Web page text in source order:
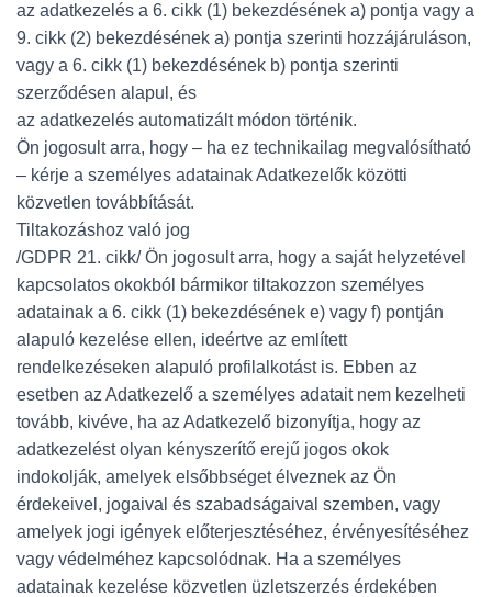
az adatkezelés a 6. cikk (1) bekezdésének a) pontja vagy a
9. cikk (2) bekezdésének a) pontja szerinti hozzájáruláson,
vagy a 6. cikk (1) bekezdésének b) pontja szerinti
szerződésen alapul, és
az adatkezelés automatizált módon történik.
Ön jogosult arra, hogy – ha ez technikailag megvalósítható
– kérje a személyes adatainak Adatkezelők közötti
közvetlen továbbítását.
Tiltakozáshoz való jog
/GDPR 21. cikk/ Ön jogosult arra, hogy a saját helyzetével
kapcsolatos okokból bármikor tiltakozzon személyes
adatainak a 6. cikk (1) bekezdésének e) vagy f) pontján
alapuló kezelése ellen, ideértve az említett
rendelkezéseken alapuló profilalkotást is. Ebben az
esetben az Adatkezelő a személyes adatait nem kezelheti
tovább, kivéve, ha az Adatkezelő bizonyítja, hogy az
adatkezelést olyan kényszerítő erejű jogos okok
indokolják, amelyek elsőbbséget élveznek az Ön
érdekeivel, jogaival és szabadságaival szemben, vagy
amelyek jogi igények előterjesztéséhez, érvényesítéséhez
vagy védelméhez kapcsolódnak. Ha a személyes
adatainak kezelése közvetlen üzletszerzés érdekében